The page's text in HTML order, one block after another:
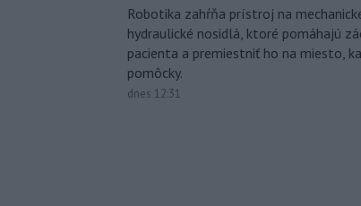
Robotika zahŕňa prístroj na
hydraulické nosidlá, ktoré pomáhajú
pacienta a premiestniť ho na miesto,
pomôcky.
dnes 12:31